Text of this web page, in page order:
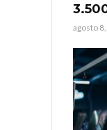
agosto